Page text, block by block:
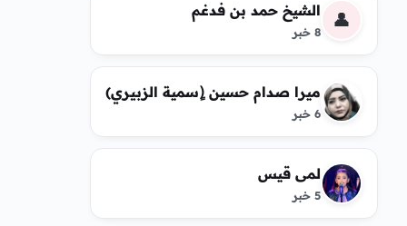
👤 الشيخ حمد بن فدغم
8 خبر
ميرا صدام حسين (ٍسمية الزبيري)
6 خبر
لمى قيس
5 خبر